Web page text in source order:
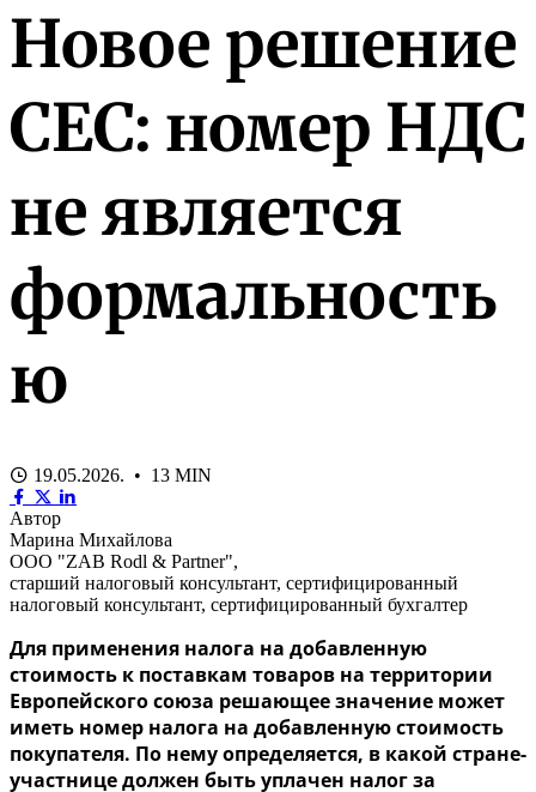
Новое решение
СЕС: номер НДС
не является
формальность
ю
19.05.2026. • 13 MIN
Автор
Марина Михайлова
ООО "ZAB Rodl & Partner",
старший налоговый консультант, сертифицированный
налоговый консультант, сертифицированный бухгалтер
Для применения налога на добавленную
стоимость к поставкам товаров на территории
Европейского союза решающее значение может
иметь номер налога на добавленную стоимость
покупателя. По нему определяется, в какой стране-
участнице должен быть уплачен налог за